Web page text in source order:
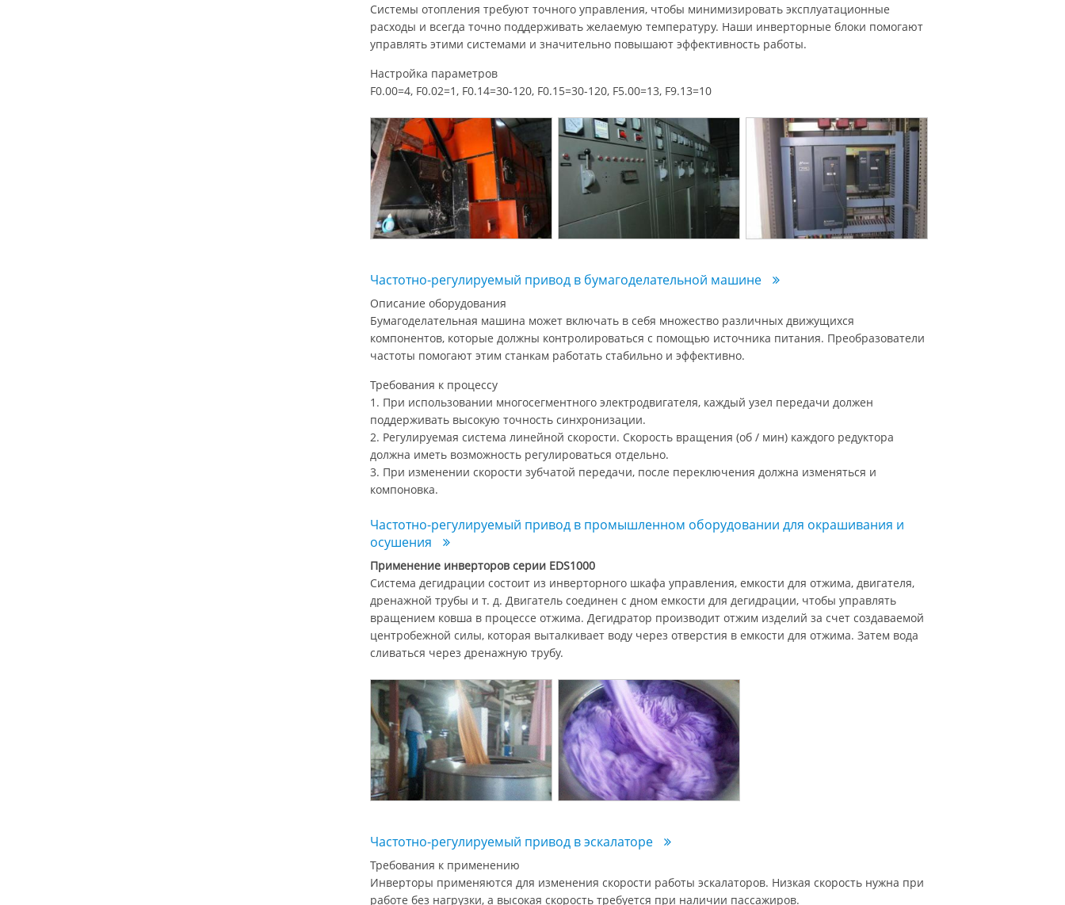
Системы отопления требуют точного управления, чтобы минимизировать эксплуатационные
расходы и всегда точно поддерживать желаемую температуру. Наши инверторные блоки помогают
управлять этими системами и значительно повышают эффективность работы.
Настройка параметров
F0.00=4, F0.02=1, F0.14=30-120, F0.15=30-120, F5.00=13, F9.13=10
Частотно-регулируемый привод в бумагоделательной машине
Описание оборудования
Бумагоделательная машина может включать в себя множество различных движущихся
компонентов, которые должны контролироваться с помощью источника питания. Преобразователи
частоты помогают этим станкам работать стабильно и эффективно.
Требования к процессу
1. При использовании многосегментного электродвигателя, каждый узел передачи должен
поддерживать высокую точность синхронизации.
2. Регулируемая система линейной скорости. Скорость вращения (об / мин) каждого редуктора
должна иметь возможность регулироваться отдельно.
3. При изменении скорости зубчатой передачи, после переключения должна изменяться и
компоновка.
Частотно-регулируемый привод в промышленном оборудовании для окрашивания и
осушения
Применение инверторов серии EDS1000
Система дегидрации состоит из инверторного шкафа управления, емкости для отжима, двигателя,
дренажной трубы и т. д. Двигатель соединен с дном емкости для дегидрации, чтобы управлять
вращением ковша в процессе отжима. Дегидратор производит отжим изделий за счет создаваемой
центробежной силы, которая выталкивает воду через отверстия в емкости для отжима. Затем вода
сливаться через дренажную трубу.
Частотно-регулируемый привод в эскалаторе
Требования к применению
Инверторы применяются для изменения скорости работы эскалаторов. Низкая скорость нужна при
работе без нагрузки, а высокая скорость требуется при наличии пассажиров.